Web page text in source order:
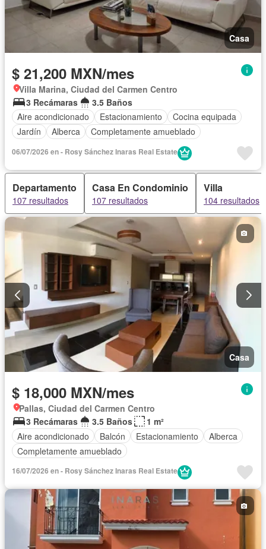
Casa
$ 21,200 MXN/mes
Villa Marina, Ciudad del Carmen Centro
3 Recámaras
3.5 Baños
Aire acondicionado
Estacionamiento
Cocina equipada
Jardín
Alberca Completamente amueblado
06/07/2026 en - Rosy Sánchez Inaras Real Estate
Departamento
107 resultados
Casa En Condominio
107 resultados
Villa
104 resultados
Casa
$ 18,000 MXN/mes
Pallas, Ciudad del Carmen Centro
3 Recámaras
3.5 Baños
1 m²
Aire acondicionado
Balcón Estacionamiento
Alberca
Completamente amueblado
16/07/2026 en - Rosy Sánchez Inaras Real Estate